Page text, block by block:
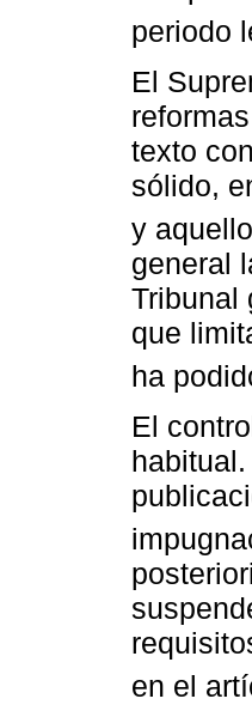
periodo
El
texto
sólido,
y
general
Tribunal
que
ha
El
en el